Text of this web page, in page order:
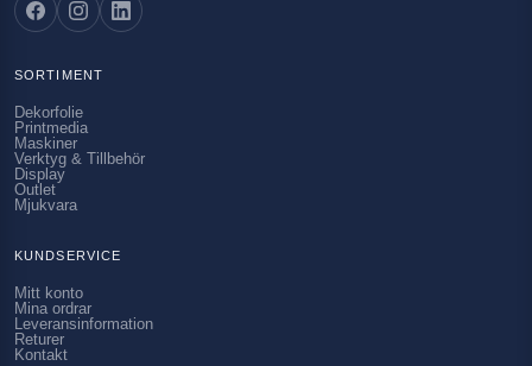
SORTIMENT
Dekorfolie
Printmedia
Maskiner
Verktyg & Tillbehör
Display
Outlet
Mjukvara
KUNDSERVICE
Mitt konto
Mina ordrar
Leveransinformation
Returer
Kontakt